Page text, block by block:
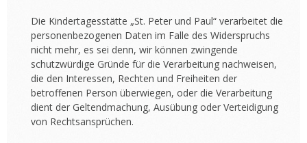
Die Kindertagesstätte „St. Peter und Paul“ verarbeitet die
personenbezogenen Daten im Falle des Widerspruchs
nicht mehr, es sei denn, wir können zwingende
schutzwürdige Gründe für die Verarbeitung nachweisen,
die den Interessen, Rechten und Freiheiten der
betroffenen Person überwiegen, oder die Verarbeitung
dient der Geltendmachung, Ausübung oder Verteidigung
von Rechtsansprüchen.